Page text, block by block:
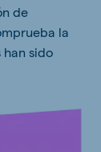
de
la
han sido